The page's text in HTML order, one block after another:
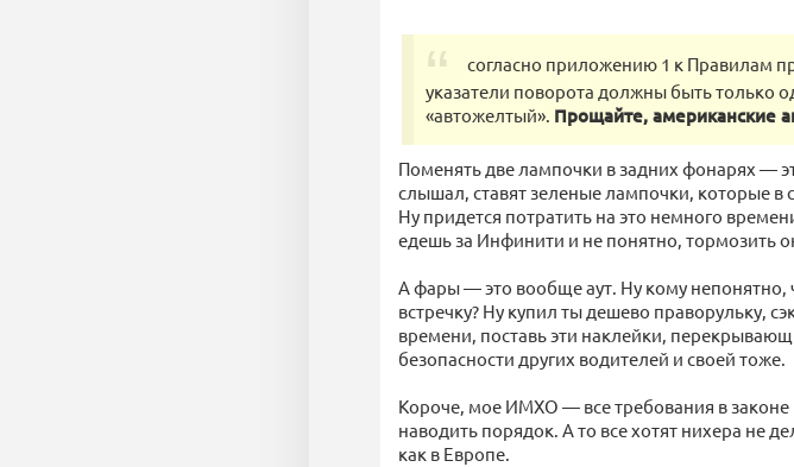
согласно приложению 1 к Правилам
указатели поворота должны быть только
«автожелтый». Прощайте, американские
Поменять две лампочки в задних фонарях —
слышал, ставят зеленые лампочки, которые
Ну придется потратить на это немного
едешь за Инфинити и не понятно, тормозить
А фары — это вообще аут. Ну кому
встречку? Ну купил ты дешево праворульку,
времени, поставь эти наклейки,
безопасности других водителей и своей тоже.
Короче, мое ИМХО — все требования в
наводить порядок. А то все хотят нихера не
как в Европе.